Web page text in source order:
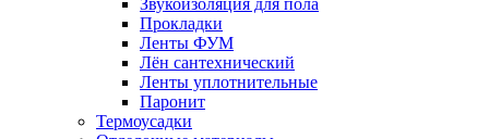
Прокладки
Ленты ФУМ
Лён сантехнический
Ленты уплотнительные
Паронит
Термоусадки